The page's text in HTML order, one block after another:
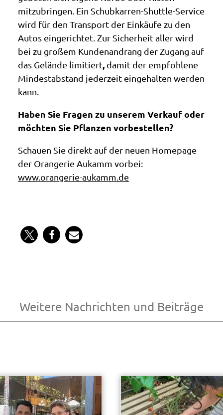
mitzubringen. Ein Schubkarren-Shuttle-Service
wird für den Transport der Einkäufe zu den
Autos eingerichtet. Zur Sicherheit aller wird
bei zu großem Kundenandrang der Zugang auf
das Gelände limitiert, damit der empfohlene
Mindestabstand jederzeit eingehalten werden
kann.
Haben Sie Fragen zu unserem Verkauf oder
möchten Sie Pflanzen vorbestellen?
Schauen Sie direkt auf der neuen Homepage
der Orangerie Aukamm vorbei:
www.orangerie-aukamm.de
Weitere Nachrichten und Beiträge